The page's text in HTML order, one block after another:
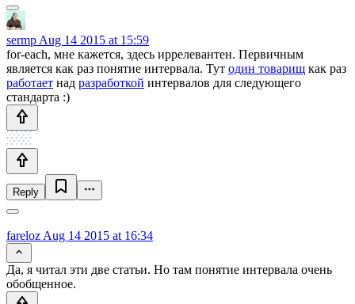
sermp Aug 14 2015 at 15:59
for-each, мне кажется, здесь иррелевантен. Первичным
является как раз понятие интервала. Тут один товарищ как раз
работает над разработкой интервалов для следующего
стандарта :)
Reply
fareloz Aug 14 2015 at 16:34
Да, я читал эти две статьи. Но там понятие интервала очень
обобщенное.